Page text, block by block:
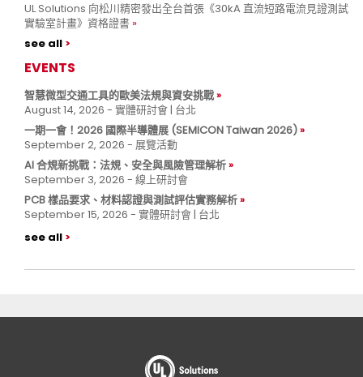
UL Solutions 向松川精密發出全台首張《30kA 直流短路電流見證測試
實驗室計畫》資格證書
see all
EVENTS
智慧微型交通工具的歐美法規與資安挑戰
August 14, 2026 - 實體研討會 | 台北
一期一會！2026 國際半導體展 (SEMICON Taiwan 2026)
September 2, 2026 - 展覽活動
AI 合規新挑戰：法規、安全與風險管理解析
September 3, 2026 - 線上研討會
PCB 樣品要求、材料認證與測試評估實務解析
September 15, 2026 - 實體研討會 | 台北
see all